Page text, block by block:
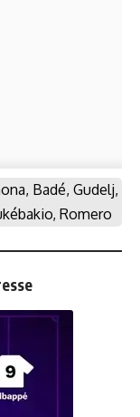
Badé, Gudelj,
Romero